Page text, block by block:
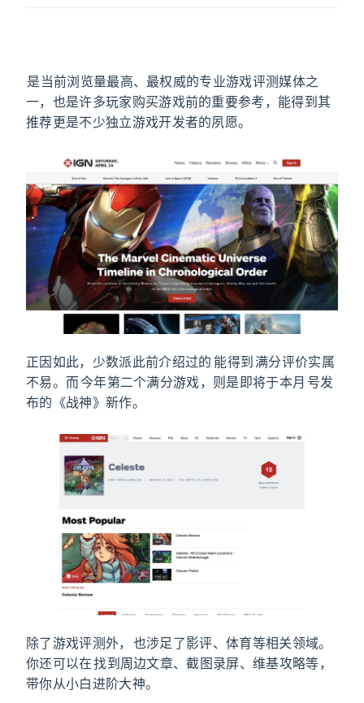
是当前浏览量最高、最权威的专业游戏评测媒体之
一，也是许多玩家购买游戏前的重要参考，能得到其
推荐更是不少独立游戏开发者的夙愿。
正因如此，少数派此前介绍过的 能得到 IGN 满分评价实属
不易。而 IGN 今年第二个满分游戏，则是即将于本月 20 号发
布的《战神》新作。
除了游戏评测外，IGN 也涉足了影评、体育等相关领域。
你还可以在 IGN 找到周边文章、截图录屏、维基攻略等，
带你从小白进阶大神。